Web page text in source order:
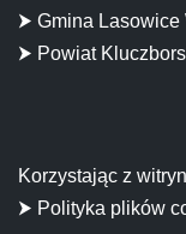
⮞ Gmina Lasowice
⮞ Powiat
Korzystając z
⮞ Polityka plików